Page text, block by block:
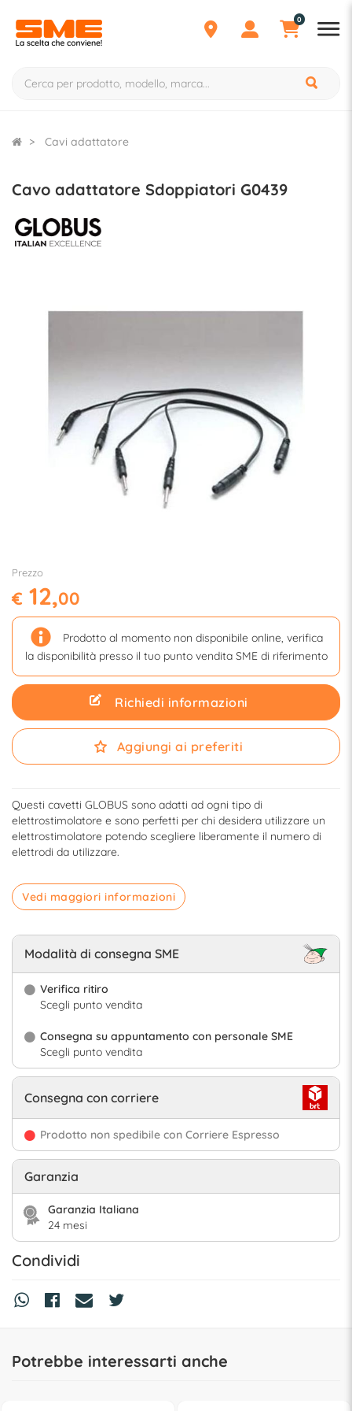
0
Cavi adattatore
Cavo adattatore Sdoppiatori G0439
Prezzo
€ 12,00
Prodotto al momento non disponibile online, verifica
la disponibilità presso il tuo punto vendita SME di riferimento
Richiedi informazioni
Aggiungi ai preferiti
Questi cavetti GLOBUS sono adatti ad ogni tipo di
elettrostimolatore e sono perfetti per chi desidera utilizzare un
elettrostimolatore potendo scegliere liberamente il numero di
elettrodi da utilizzare.
Vedi maggiori informazioni
Modalità di consegna SME
Verifica ritiro
Scegli punto vendita
Consegna su appuntamento con personale SME
Scegli punto vendita
Consegna con corriere
Prodotto non spedibile con Corriere Espresso
Garanzia
Garanzia Italiana
24 mesi
Condividi
Potrebbe interessarti anche